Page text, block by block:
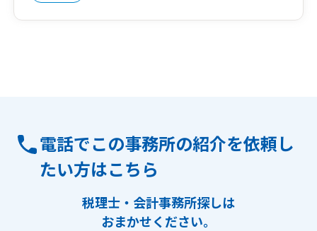
電話でこの事務所の紹介を依頼し
たい方はこちら
税理士・会計事務所探しは
おまかせください。